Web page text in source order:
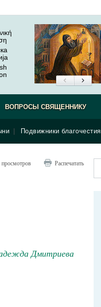
Подвижники благочестия
ВОПРОСЫ СВЯЩЕННИКУ
просмотров Распечатать
Дмитриева